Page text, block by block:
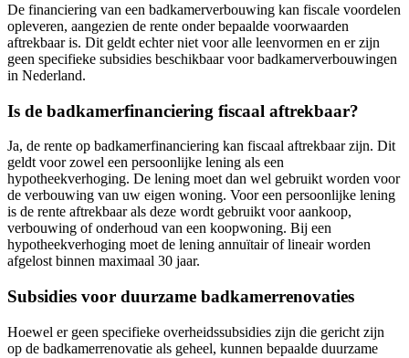
De financiering van een badkamerverbouwing kan fiscale voordelen
opleveren, aangezien de rente onder bepaalde voorwaarden
aftrekbaar is. Dit geldt echter niet voor alle leenvormen en er zijn
geen specifieke subsidies beschikbaar voor badkamerverbouwingen
in Nederland.
Is de badkamerfinanciering fiscaal aftrekbaar?
Ja, de rente op badkamerfinanciering kan fiscaal aftrekbaar zijn. Dit
geldt voor zowel een persoonlijke lening als een
hypotheekverhoging. De lening moet dan wel gebruikt worden voor
de verbouwing van uw eigen woning. Voor een persoonlijke lening
is de rente aftrekbaar als deze wordt gebruikt voor aankoop,
verbouwing of onderhoud van een koopwoning. Bij een
hypotheekverhoging moet de lening annuïtair of lineair worden
afgelost binnen maximaal 30 jaar.
Subsidies voor duurzame badkamerrenovaties
Hoewel er geen specifieke overheidssubsidies zijn die gericht zijn
op de badkamerrenovatie als geheel, kunnen bepaalde duurzame